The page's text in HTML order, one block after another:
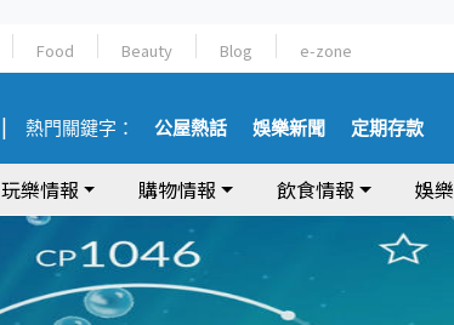
Food Beauty Blog e-zone
熱門關鍵字： 公屋熱話 娛樂新聞 定期存款
玩樂情報 購物情報 飲食情報 娛樂